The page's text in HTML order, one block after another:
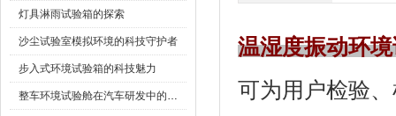
灯具淋雨试验箱的探索
沙尘试验室模拟环境的科技守护者
步入式环境试验箱的科技魅力
整车环境试验舱在汽车研发中的作用
温湿度振动环
可为用户检验